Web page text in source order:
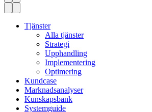
Tjänster
Alla tjänster
Strategi
Upphandling
Implementering
Optimering
Kundcase
Marknadsanalyser
Kunskapsbank
Systemguide